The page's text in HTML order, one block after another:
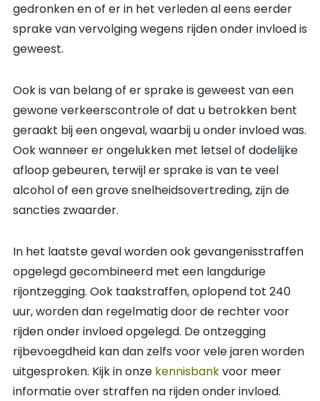
gedronken en of er in het verleden al eens eerder
sprake van vervolging wegens rijden onder invloed is
geweest.
Ook is van belang of er sprake is geweest van een
gewone verkeerscontrole of dat u betrokken bent
geraakt bij een ongeval, waarbij u onder invloed was.
Ook wanneer er ongelukken met letsel of dodelijke
afloop gebeuren, terwijl er sprake is van te veel
alcohol of een grove snelheidsovertreding, zijn de
sancties zwaarder.
In het laatste geval worden ook gevangenisstraffen
opgelegd gecombineerd met een langdurige
rijontzegging. Ook taakstraffen, oplopend tot 240
uur, worden dan regelmatig door de rechter voor
rijden onder invloed opgelegd. De ontzegging
rijbevoegdheid kan dan zelfs voor vele jaren worden
uitgesproken. Kijk in onze kennisbankvoor meer
informatie over straffen na rijden onder invloed.